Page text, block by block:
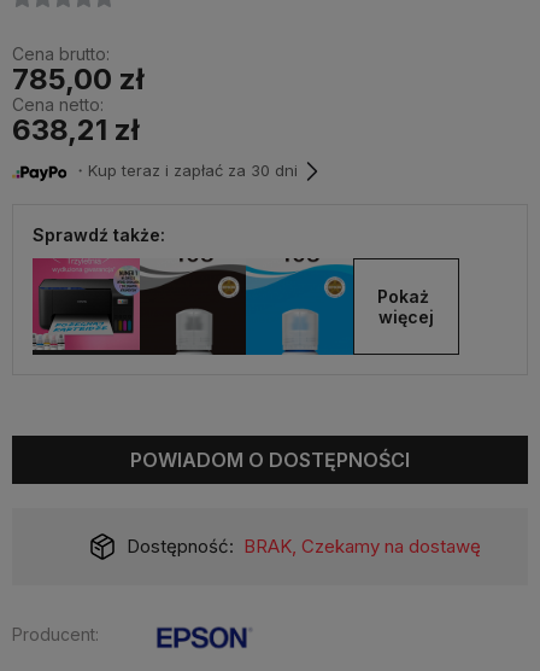
Cena brutto:
785,00 zł
Cena netto:
638,21 zł
・Kup teraz i zapłać za 30 dni
Sprawdź także:
Pokaż
więcej
POWIADOM O DOSTĘPNOŚCI
Dostępność: BRAK, Czekamy na dostawę
Producent: